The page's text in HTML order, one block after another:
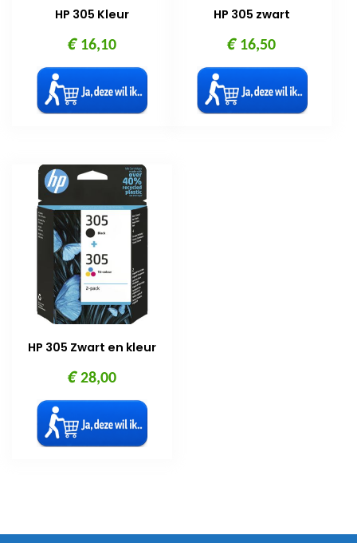
HP 305 Kleur
€16,10
HP 305 zwart
€16,50
HP 305 Zwart en kleur
€28,00